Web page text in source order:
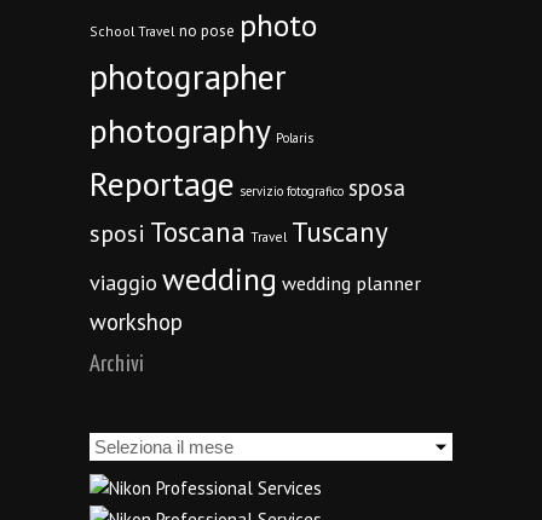
School Travel no pose photo
photographer
photography Polaris
Reportage servizio fotografico sposa
sposi Toscana Travel Tuscany
viaggio wedding wedding planner
workshop
Archivi
Archivi